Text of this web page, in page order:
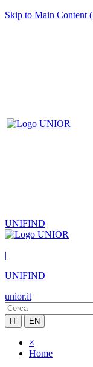
Skip to Main Content
UNIFIND
|
UNIFIND
unior.it
IT EN
×
Home